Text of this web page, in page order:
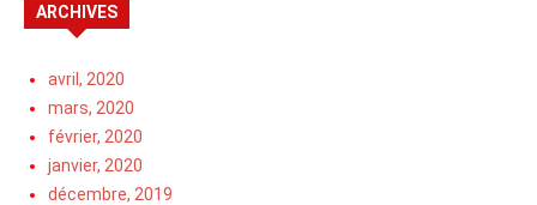
ARCHIVES
avril, 2020
mars, 2020
février, 2020
janvier, 2020
décembre, 2019